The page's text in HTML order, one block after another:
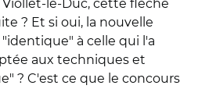
le-Duc, cette flèche
? Et si oui, la nouvelle
à celle qui l'a
aux techniques et
? C'est ce que le concours